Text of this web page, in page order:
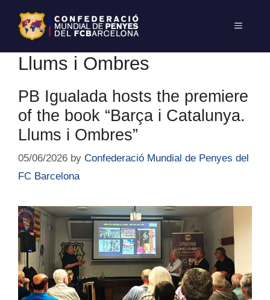
Llums i Ombres
PB Igualada hosts the premiere
of the book “Barça i Catalunya.
Llums i Ombres”
05/06/2026 by Confederació Mundial de Penyes del
FC Barcelona